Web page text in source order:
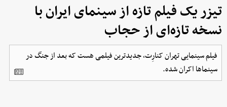
تیزر یک فیلم تازه از سینمای ایران با
نسخه تازه‌ای از حجاب
فیلم سینمایی تهران کنارِت، جدیدترین فیلمی هست که بعد از جنگ در
سینماها اکران شده.